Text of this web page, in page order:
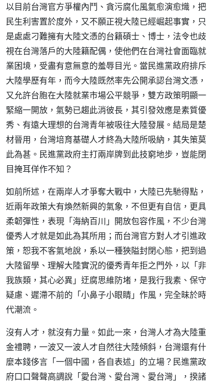
以目前台灣官方爭權內鬥、貪污腐化風氣愈演愈熾，把
民生利害置於度外，又不願正視大陸已經崛起事實，只
是處處刁難擁有大陸文憑的台籍碩士、博士，法令也歧
視在台灣落戶的大陸籍配偶，使他們在台灣社會面臨就
業困境，受盡有意無意的羞辱目光。當民進黨政府排斥
大陸學歷有年，而今大陸既然率先公開承認台灣文憑，
又允許台胞在大陸就業市場公平競爭，雙方政策明顯一
緊縮一開放，氣勢已趨此消彼長，其引發效應是素質優
秀、有遠大理想的台灣青年被吸往大陸發展。結局是楚
材晉用，台灣培育基礎人才終為大陸所吸納，其失策莫
此為甚。民進黨政府主打兩岸牌到此技窮地步，豈能閉
目掩耳佯作不知？
如前所述，在兩岸人才爭奪大戰中，大陸已先馳得點，
近兩年政策大有煥然新興的氣象，不但更有自信，更具
柔韌彈性，表現「海納百川」開放包容作風，不少台灣
優秀人才就是如此為其所用；而台灣官方對人才引進政
策，恕我不客氣地說，系以一種狹隘封閉心態，把到過
大陸留學、理解大陸實況的優秀青年拒之門外，以「非
我族類，其心必異」迂腐思維防堵，是我行我素、保守
疑慮、遲滯不前的「小鼻子小眼睛」作風，完全昧於時
代潮流。
沒有人才，就沒有力量。如此一來，台灣人才為大陸重
金禮聘，一波又一波人才自然往大陸傾斜，台灣還有什
麼本錢侈言「一個中國，各自表述」的立場？民進黨政
府口口聲聲高調說「愛台灣、愛台灣、愛台灣」，揆諸